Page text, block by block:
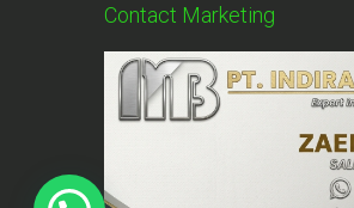
Contact Marketing